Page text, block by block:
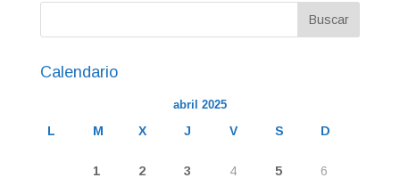
Calendario
abril 2025
L M X J V S D
1 2 3 4 5 6